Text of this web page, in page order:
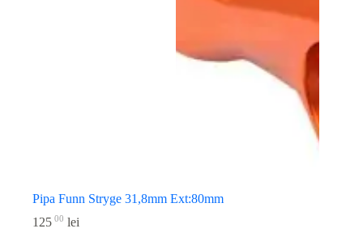
Pipa Funn Stryge 31,8mm Ext:80mm
125 00 lei